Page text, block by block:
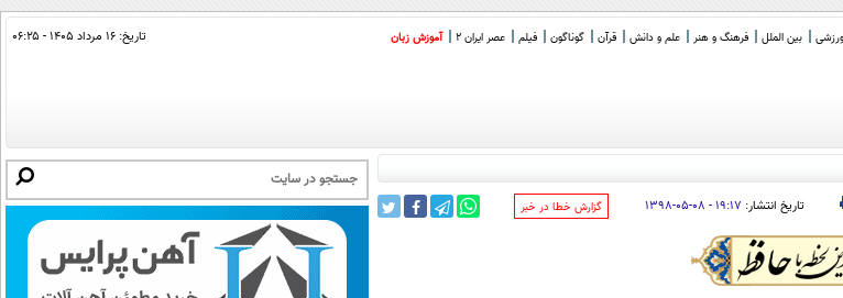
ورزشی بین الملل فرهنگ و هنر علم و دانش قرآن گوناگون فیلم عصر ایران 2 آموزش زبان تاریخ: ۱۶ مرداد ۱۴۰۵ - ۰۶:۲۵
تاریخ انتشار: ۱۹:۱۷ - ۰۸-۰۵-۱۳۹۸ ‌گزارش خطا در خبر